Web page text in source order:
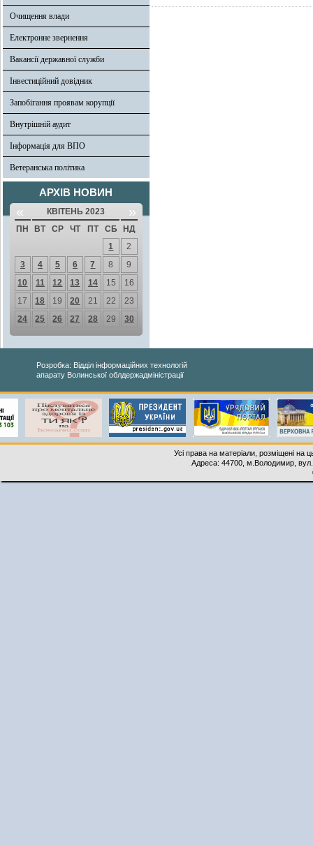
Очищення влади
Електронне звернення
Вакансії державної служби
Інвестиційний довідник
Запобігання проявам корупції
Внутрішній аудит
Інформація для ВПО
Ветеранська політика
АРХІВ НОВИН
« КВІТЕНЬ 2023 »
ПН ВТ СР ЧТ ПТ СБ
НД
1
2
3
4 5 6 7 8
9
10
11 12 13 14 15
16
17
18 19 20 21 22
23
24
25 26 27 28 29 30
Розробка: Відділ інформаційних технологій
апарату Волинської облдержадміністрації
Усі права на матеріали, розміщені на
Адреса: 44700, м.Володимир,